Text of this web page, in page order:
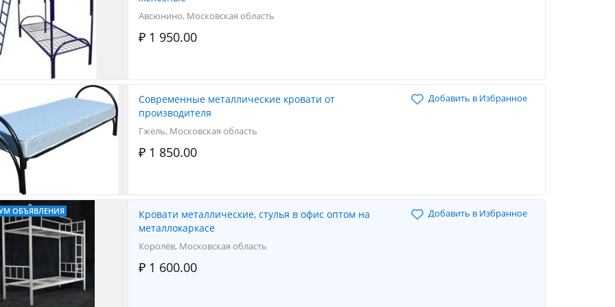
Авсюнино, Московская область
₽ 1 950.00
Добавить в Избранное
Современные металлические кровати от
производителя
Гжель, Московская область
₽ 1 850.00
Добавить в Избранное
ОБЪЯВЛЕНИЯ
Кровати металлические, стулья в офис оптом на
металлокаркасе
Королёв, Московская область
₽ 1 600.00